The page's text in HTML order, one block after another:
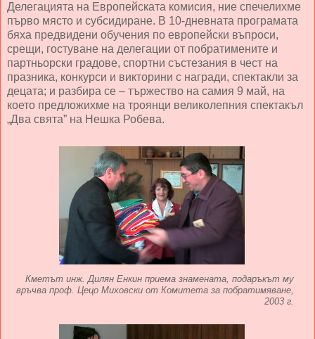
Делегацията на Европейската комисия, ние спечелихме
първо място и субсидиране. В 10-дневната програмата
бяха предвидени обучения по европейски въпроси,
срещи, гостуване на делегации от побратимените и
партньорски градове, спортни състезания в чест на
празника, конкурси и викторини с награди, спектакли за
децата; и разбира се – тържество на самия 9 май, на
което предложихме на троянци великолепния спектакъл
„Два свята” на Нешка Робева.
Кметът инж. Дилян Енкин приема знамената, подаръкът му
връчва проф. Цецо Миховски от Комитета за побратимяване,
2003 г.